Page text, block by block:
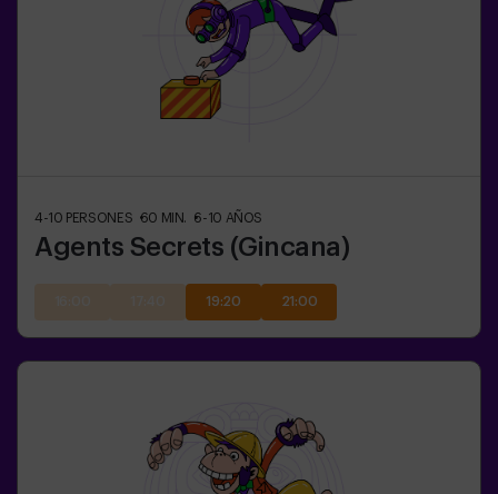
4-10 PERSONES 60 MIN. 6-10 AÑOS
Agents Secrets (Gincana)
19:20 21:00